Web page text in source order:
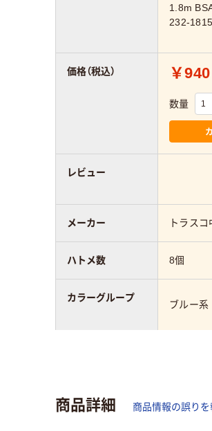
1.8m
232-1815
￥940
数量
トラスコ
8個
ブルー系
価格（税込）
レビュー
メーカー
ハトメ数
カラーグループ
商品詳細 商品情報の誤り